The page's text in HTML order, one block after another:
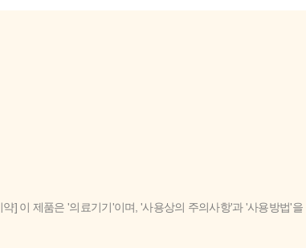
] 이 제품은 '의료기기'이며, '사용상의 주의사항'과 '사용방법'을